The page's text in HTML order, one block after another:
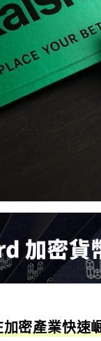
密產業快速